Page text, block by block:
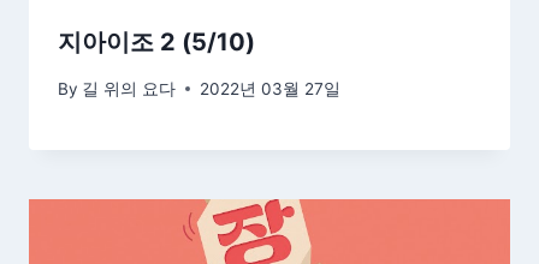
지아이조 2 (5/10)
By 길 위의 요다 2022년 03월 27일